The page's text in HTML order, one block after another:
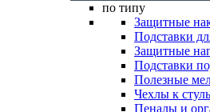
по типу
Защитные
Подставки
Защитные
Подставки
Полезные
Чехлы к
Пеналы и